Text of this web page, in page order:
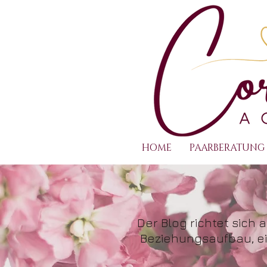
HOME PAARBERATUNG
Der Blog richtet sich
Beziehungsaufbau,